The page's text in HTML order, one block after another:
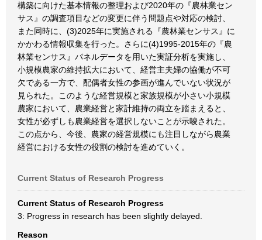
構築に向けた基本情報の整理および2020年の『農林業セン
サス』の調査項目などの変更に伴う問題点や対応の検討、
また同時に、(3)2025年に実施される『農林業センサス』に
かかわる情報収集を行った。さらに(4)1995-2015年の『農
林業センサス』パネルデータを用いた実証分析を実施し、
小規模農家の維持拡大において、経営主夫婦の協働が不可
欠である一方で、配偶者女性の参画が進んでいない状況が
見られた。このような経営規模と家族規模が小さい小規模
農家において、農業経営と家計維持の両立を踏まえると、
女性が必ずしも農業経営を選択しないことが示唆された。
この点から、今後、農家の経営規模にも注目しながら農業
経営における女性の役割の検討を進めていく。
Current Status of Research Progress
Current Status of Research Progress
3: Progress in research has been slightly delayed.
Reason